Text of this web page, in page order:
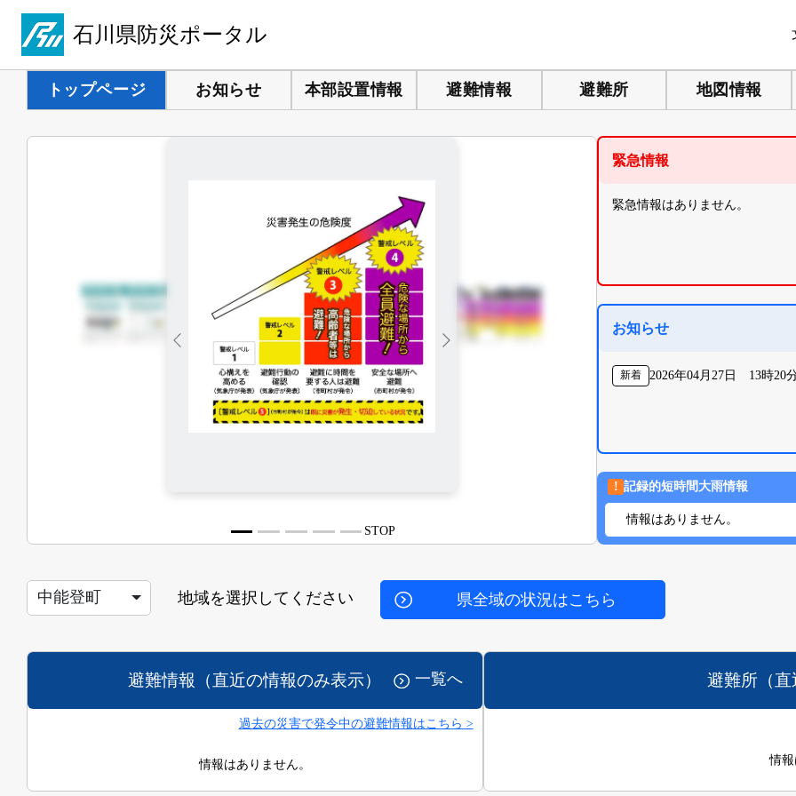
石川県防災ポータル
トップページ お知らせ 本部設置情報 避難情報 避難所 地図情報
STOP
緊急情報
緊急情報はありません。
お知らせ
新着 2026年04月27日 13時20
! 記録的短時間大雨情報
情報はありません。
中能登町 地域を選択してください 県全域の状況はこちら
避難情報（直近の情報のみ表示） 一覧へ
過去の災害で発令中の避難情報はこちら >
情報はありません。
避難所（
情